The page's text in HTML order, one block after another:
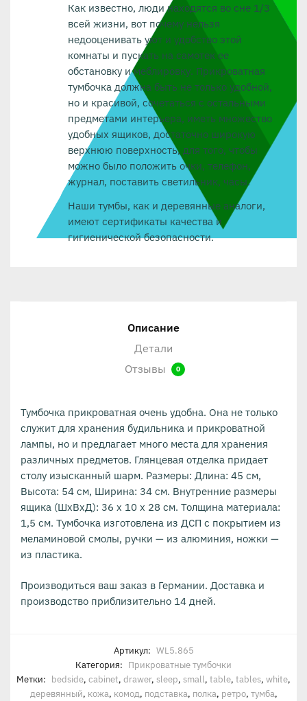
Как известно, люди находятся во сне 1/3
всей жизни, вот почему нельзя
недооценивать уют и удобство этой
комнаты и пускать на самотек ее
обстановку и меблировку. Прикроватная
тумбочка должна быть не только удобной,
но и красивой, сочетаться с остальными
предметами интерьера, иметь множество
удобных ящиков, достаточно широкую
верхнюю поверхность, для того, чтобы
можно было положить очки, телефон,
журнал, поставить светильник, часы.
Наши тумбы, как и деревянные аналоги,
имеют сертификаты качества и
гигиенической безопасности.
Описание
Детали
Отзывы
0
Тумбочка прикроватная очень удобна. Она не только
служит для хранения будильника и прикроватной
лампы, но и предлагает много места для хранения
различных предметов. Глянцевая отделка придает
столу изысканный шарм. Размеры: Длина: 45 см,
Высота: 54 см, Ширина: 34 см. Внутренние размеры
ящика (ШхВхД): 36 x 10 x 28 см. Толщина материала:
1,5 см. Тумбочка изготовлена из ДСП с покрытием из
меламиновой смолы, ручки — из алюминия, ножки —
из пластика.
Производиться ваш заказ в Германии. Доставка и
производство приблизительно 14 дней.
Артикул: WL5.865
Категория: Прикроватные тумбочки
Метки: bedside, cabinet, drawer, sleep, small, table, tables, white,
деревянный, кожа, комод, подставка, полка, ретро, тумба,